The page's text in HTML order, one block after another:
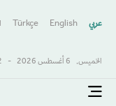
عربي English
Türkçe
الخميس, 6 أغسطس 2026 -